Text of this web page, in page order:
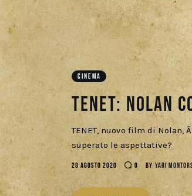
FANTASCIENZA
Cercatori
Download
CINEMA
TENET: Nolan
TENET, nuovo film di Nolan,
superato le aspettative?
28 AGOSTO 2020 0 BY YARI